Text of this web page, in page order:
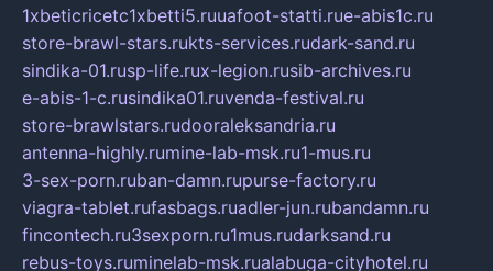
1xbeticricetc1xbetti5.ruuafoot-statti.rue-abis1c.ru
store-brawl-stars.rukts-services.rudark-sand.ru
sindika-01.rusp-life.rux-legion.rusib-archives.ru
e-abis-1-c.rusindika01.ruvenda-festival.ru
store-brawlstars.rudooraleksandria.ru
antenna-highly.rumine-lab-msk.ru1-mus.ru
3-sex-porn.ruban-damn.rupurse-factory.ru
viagra-tablet.rufasbags.ruadler-jun.rubandamn.ru
fincontech.ru3sexporn.ru1mus.rudarksand.ru
rebus-toys.ruminelab-msk.rualabuga-cityhotel.ru